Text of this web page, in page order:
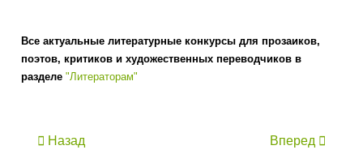
Все актуальные литературные конкурсы для прозаиков,
поэтов, критиков и художественных переводчиков в
разделе"Литераторам"
Назад Вперед